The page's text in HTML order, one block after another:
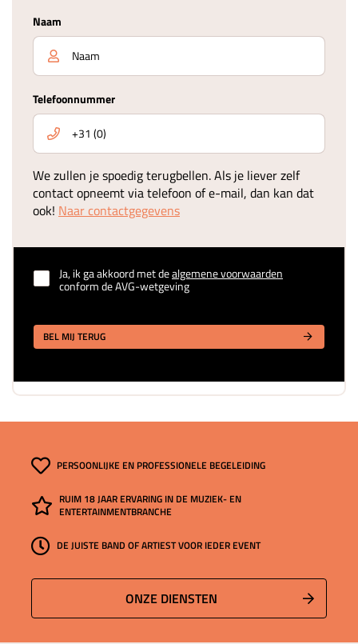
Naam
Telefoonnummer
We zullen je spoedig terugbellen. Als je liever zelf
contact opneemt via telefoon of e-mail, dan kan dat
ook! Naar contactgegevens
Ja, ik ga akkoord met dealgemene voorwaarden
conform de AVG-wetgeving
BEL MIJ TERUG
PERSOONLIJKE EN PROFESSIONELE BEGELEIDING
RUIM 18 JAAR ERVARING IN DE MUZIEK- EN
ENTERTAINMENTBRANCHE
DE JUISTE BAND OF ARTIEST VOOR IEDER EVENT
ONZE DIENSTEN